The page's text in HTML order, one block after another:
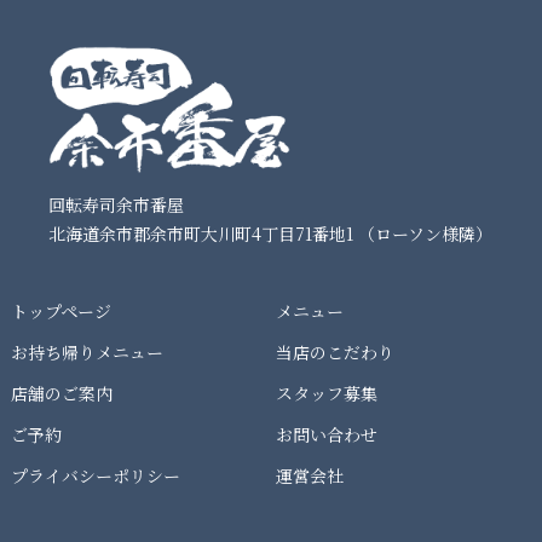
回転寿司余市番屋
北海道余市郡余市町大川町4丁目71番地1 （ローソン様隣）
トップページ
メニュー
お持ち帰りメニュー
当店のこだわり
店舗のご案内
スタッフ募集
ご予約
お問い合わせ
プライバシーポリシー
運営会社